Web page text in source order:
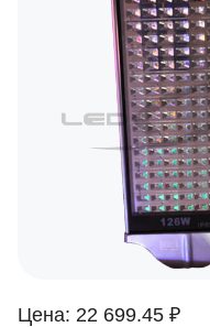
Цена: 22 699.45 ₽